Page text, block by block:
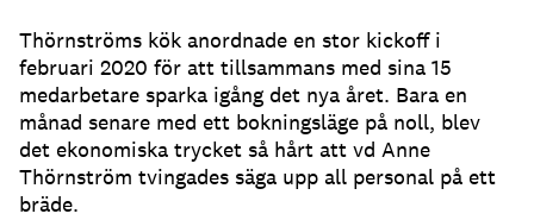
Thörnströms kök anordnade en stor kickoff i
februari 2020 för att tillsammans med sina 15
medarbetare sparka igång det nya året. Bara en
månad senare med ett bokningsläge på noll, blev
det ekonomiska trycket så hårt att vd Anne
Thörnström tvingades säga upp all personal på ett
bräde.